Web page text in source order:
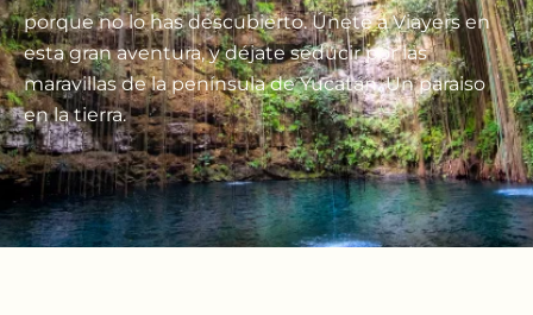
porque no lo has descubierto. Únete a Viayers en
esta gran aventura, y déjate seducir por las
maravillas de la península de Yucatán. Un paraiso
en la tierra.